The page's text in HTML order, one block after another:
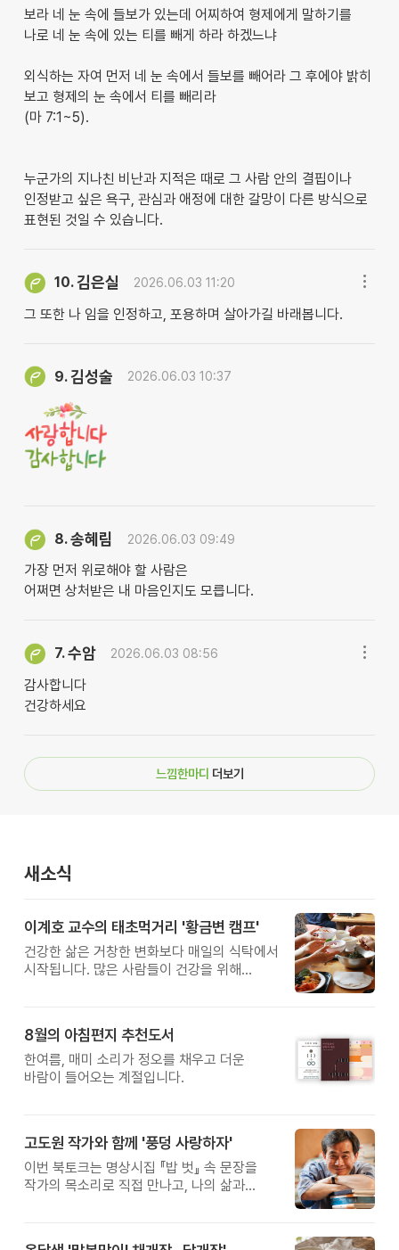
보라 네 눈 속에 들보가 있는데 어찌하여 형제에게 말하기를
나로 네 눈 속에 있는 티를 빼게 하라 하겠느냐
외식하는 자여 먼저 네 눈 속에서 들보를 빼어라 그 후에야 밝히
보고 형제의 눈 속에서 티를 빼리라
(마 7:1~5).
누군가의 지나친 비난과 지적은 때로 그 사람 안의 결핍이나
인정받고 싶은 욕구, 관심과 애정에 대한 갈망이 다른 방식으로
표현된 것일 수 있습니다.
10.김은실 2026.06.03 11:20
그 또한 나 임을 인정하고, 포용하며 살아가길 바래봅니다.
9.김성술 2026.06.03 10:37
8.송혜림 2026.06.03 09:49
가장 먼저 위로해야 할 사람은
어쩌면 상처받은 내 마음인지도 모릅니다.
7.수암 2026.06.03 08:56
감사합니다
건강하세요
느낌한마디 더보기
새소식
이계호 교수의 태초먹거리 '황금변 캠프'
건강한 삶은 거창한 변화보다 매일의 식탁에서
시작됩니다. 많은 사람들이 건강을 위해
받은 이계호 교수와 함께하는 태초먹거리
황금변 캠프
8월의 아침편지 추천도서
한여름, 매미 소리가 정오를 채우고 더운
바람이 들어오는 계절입니다.
고도원 작가와 함께 '풍덩 사랑하자'
이번 북토크는 명상시집 『밥 벗』 속 문장을
작가의 목소리로 직접 만나고, 나의 삶과